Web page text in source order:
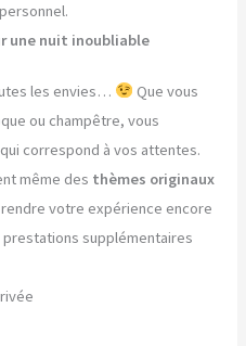
une nuit inoubliable
les envies…
Que vous
ou champêtre, vous
correspond à vos attentes.
même des thèmes originaux
votre expérience encore
supplémentaires